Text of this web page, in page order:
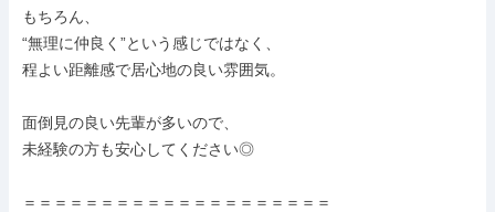
もちろん、
“無理に仲良く”という感じではなく、
程よい距離感で居心地の良い雰囲気。
面倒見の良い先輩が多いので、
未経験の方も安心してください◎
＝＝＝＝＝＝＝＝＝＝＝＝＝＝＝＝＝＝＝＝